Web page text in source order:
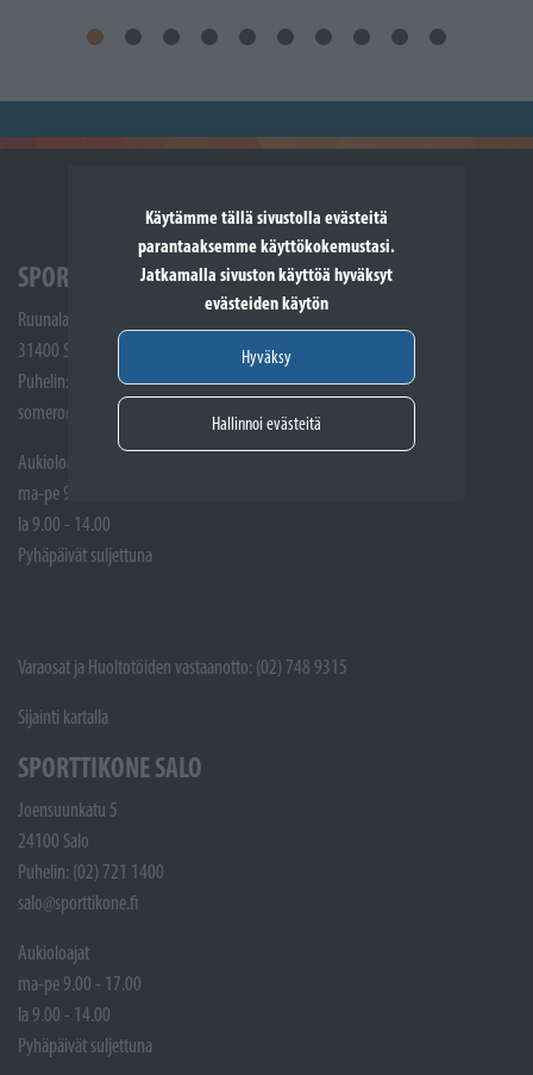
Käytämme tällä sivustolla evästeitä
parantaaksemme käyttökokemustasi.
Jatkamalla sivuston käyttöä hyväksyt
evästeiden käytön
Hyväksy
Hallinnoi evästeitä
SPORTTIKONE SOMERO
Ruunalantie 5
31400 Somero
Puhelin: (02) 748 9300
somero@sporttikone.fi
Aukioloajat
ma-pe 9.00 - 17.00
la 9.00 - 14.00
Pyhäpäivät suljettuna
Varaosat ja Huoltotöiden vastaanotto: (02) 748 9315
Sijainti kartalla
SPORTTIKONE SALO
Joensuunkatu 5
24100 Salo
Puhelin: (02) 721 1400
salo@sporttikone.fi
Aukioloajat
ma-pe 9.00 - 17.00
la 9.00 - 14.00
Pyhäpäivät suljettuna